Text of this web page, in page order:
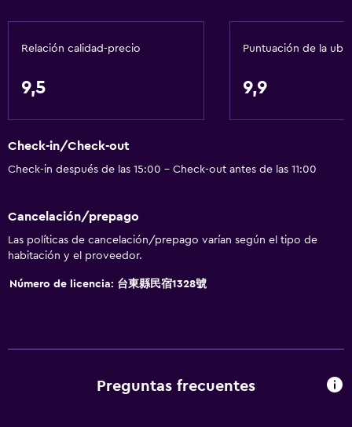
Relación calidad-precio
9,5
Puntuación de la
9,9
Check-in/Check-out
Check-in después de las 15:00 - Check-out antes de las 11:00
Cancelación/prepago
Las políticas de cancelación/prepago varían según el tipo de
habitación y el proveedor.
Número de licencia: 台東縣民宿1328號
Preguntas frecuentes